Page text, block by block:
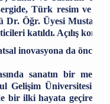
Türk resim ve
Öğr. Üyesi Mustafa
katıldı. Açılış
inovasyona da
sanatın bir
Gelişim Üniversitesi
bir ilki hayata geçirerek